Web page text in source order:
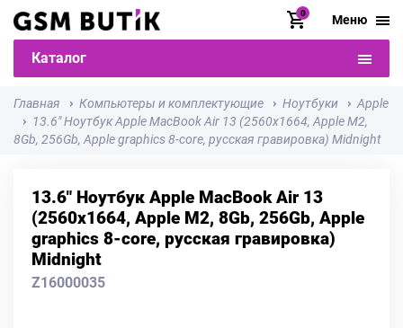
0 Меню
Каталог
Главная Компьютеры и комплектующие Ноутбуки
Apple
13.6" Ноутбук Apple MacBook Air 13 (2560х1664, Apple M2,
8Gb, 256Gb, Apple graphics 8-core, русская гравировка) Midnight
13.6" Ноутбук Apple MacBook Air 13
(2560х1664, Apple M2, 8Gb, 256Gb, Apple
graphics 8-core, русская гравировка)
Midnight
Z16000035